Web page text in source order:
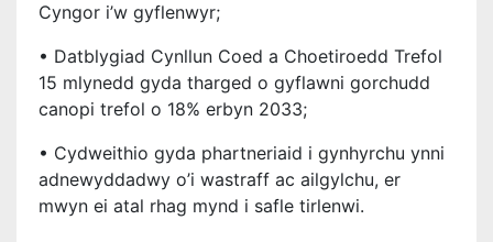
Cyngor i’w gyflenwyr;
• Datblygiad Cynllun Coed a Choetiroedd Trefol
15 mlynedd gyda tharged o gyflawni gorchudd
canopi trefol o 18% erbyn 2033;
• Cydweithio gyda phartneriaid i gynhyrchu ynni
adnewyddadwy o’i wastraff ac ailgylchu, er
mwyn ei atal rhag mynd i safle tirlenwi.